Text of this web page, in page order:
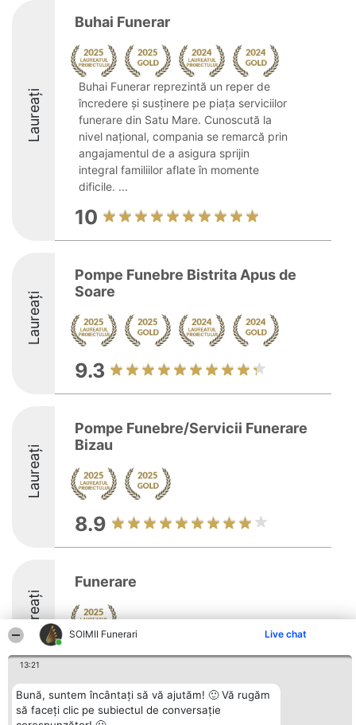
SOIMII Funerari Live chat
13:21
Bună, suntem încântați să vă ajutăm! 🙂 Vă rugăm
să faceți clic pe subiectul de conversație
Laureați
Buhai Funerar
Buhai Funerar reprezintă un reper de
încredere și susținere pe piața serviciilor
funerare din Satu Mare. Cunoscută la
nivel național, compania se remarcă prin
angajamentul de a asigura sprijin
integral familiilor aflate în momente
dificile. ...
10
Laureați
Pompe Funebre Bistrita Apus de
Soare
9.3
Laureați
Pompe Funebre/Servicii Funerare
Bizau
8.9
Laureați
Funerare
8.1
Organizator Ranking Plebiscyt